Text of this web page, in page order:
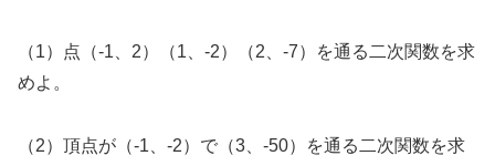
（1）点（-1、2）（1、-2）（2、-7）を通る二次関数を求
めよ。
（2）頂点が（-1、-2）で（3、-50）を通る二次関数を求